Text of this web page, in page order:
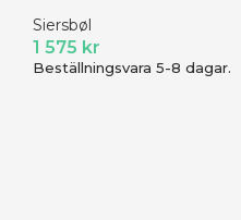
Siersbøl
1 575 kr
Beställningsvara 5-8 dagar.